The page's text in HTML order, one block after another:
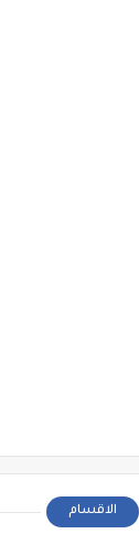
الاقسام